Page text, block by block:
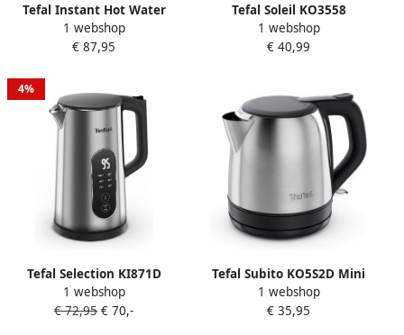
Tefal Instant Hot Water
BR3508E0
Heetwaterdispenser
Instelbare Temperatuur en
hoeveeheid Compact
Design
1 webshop
€ 87,95
Tefal Soleil KO3558
Waterkoker 1.7L
Temperatuurweergave Anti-
1 webshop
€ 40,99
4%
Tefal Selection KI871D
Waterkoker 1.7L
Temperatuurregeling
1 webshop
€ 72,95 € 70,-
Tefal Subito KO5S2D Mini
Waterkoker 1L Compact RVS
2400W
1 webshop
€ 35,95